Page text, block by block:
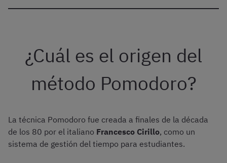
¿Cuál es el origen del
método Pomodoro?
La técnica Pomodoro fue creada a finales de la década
de los 80 por el italiano Francesco Cirillo, como un
sistema de gestión del tiempo para estudiantes.